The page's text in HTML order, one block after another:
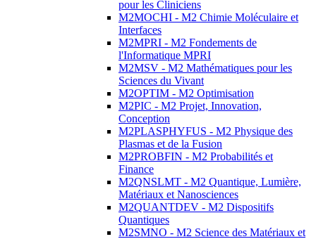
pour les Cliniciens
M2MOCHI - M2 Chimie Moléculaire et
Interfaces
M2MPRI - M2 Fondements de
l'Informatique MPRI
M2MSV - M2 Mathématiques pour les
Sciences du Vivant
M2OPTIM - M2 Optimisation
M2PIC - M2 Projet, Innovation,
Conception
M2PLASPHYFUS - M2 Physique des
Plasmas et de la Fusion
M2PROBFIN - M2 Probabilités et
Finance
M2QNSLMT - M2 Quantique, Lumière,
Matériaux et Nanosciences
M2QUANTDEV - M2 Dispositifs
Quantiques
M2SMNO - M2 Science des Matériaux et